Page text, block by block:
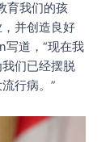
育我们的孩
并创造良好
写道，“现在我
们已经摆脱
行病。”